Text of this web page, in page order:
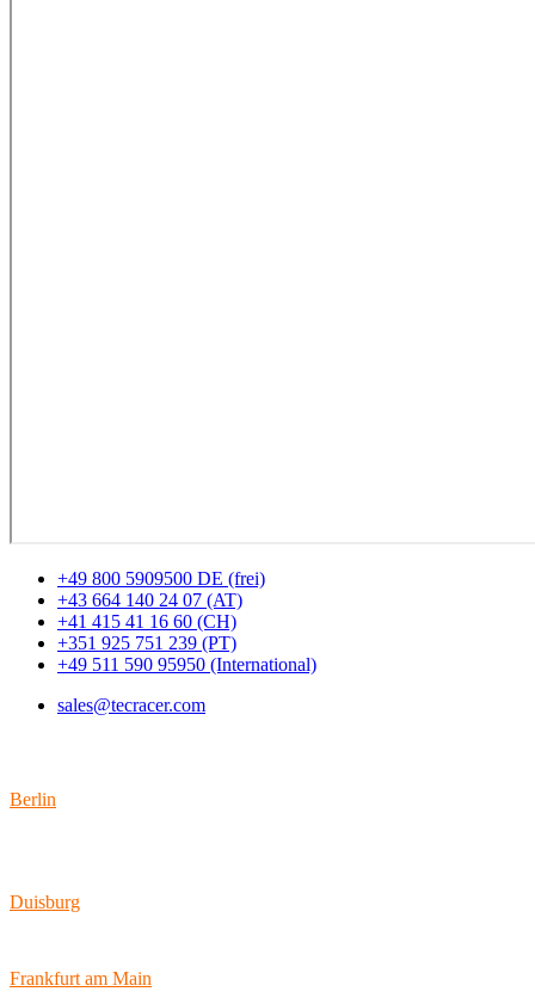
+49 800 5909500 DE (frei)
+43 664 140 24 07 (AT)
+41 415 41 16 60 (CH)
+351 925 751 239 (PT)
+49 511 590 95950 (International)
sales@tecracer.com
Berlin
Duisburg
Frankfurt am Main